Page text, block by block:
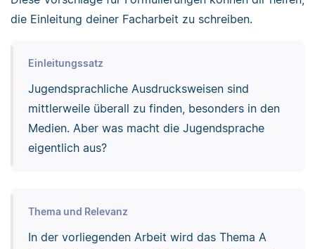
die Einleitung deiner Facharbeit zu schreiben.
Einleitungssatz
Jugendsprachliche Ausdrucksweisen sind
mittlerweile überall zu finden, besonders in den
Medien. Aber was macht die Jugendsprache
eigentlich aus?
Thema und Relevanz
In der vorliegenden Arbeit wird das Thema A